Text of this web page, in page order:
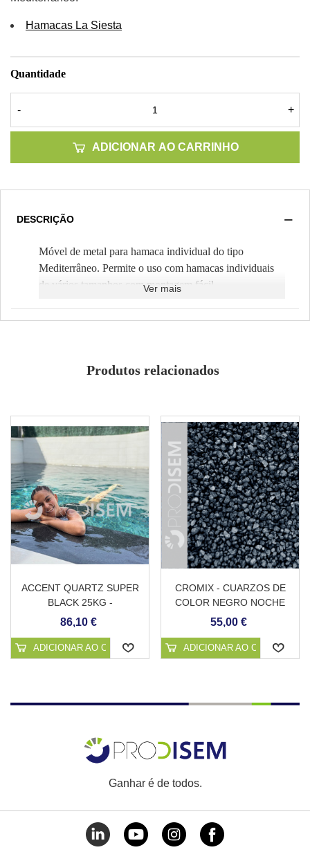
Hamacas La Siesta
Quantidade
- +
ADICIONAR AO CARRINHO
DESCRIÇÃO
Móvel de metal para hamaca individual do tipo
Mediterrâneo. Permite o uso com hamacas individuais
de vários tamanhos com montagem fácil.
Montagem fácil
Ver mais
Produtos relacionados
ACCENT QUARTZ SUPER
BLACK 25KG -
REVESTIMENTO
86,10 €
ADICIONAR AO CARRINHO
CROMIX - CUARZOS DE
COLOR NEGRO NOCHE
55,00 €
ADICIONAR AO CARRINHO
Ganhar é de todos.